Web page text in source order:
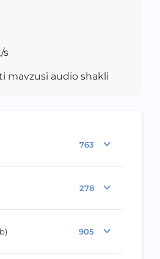
763
278
905
s
mavzusi audio shakli